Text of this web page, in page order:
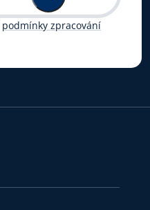
podmínky zpracování